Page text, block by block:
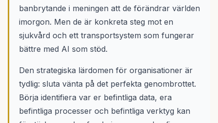
banbrytande i meningen att de förändrar världen
imorgon. Men de är konkreta steg mot en
sjukvård och ett transportsystem som fungerar
bättre med AI som stöd.
Den strategiska lärdomen för organisationer är
tydlig: sluta vänta på det perfekta genombrottet.
Börja identifiera var er befintliga data, era
befintliga processer och befintliga verktyg kan